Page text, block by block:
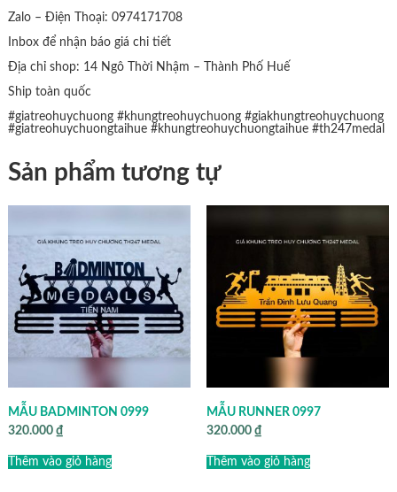
Zalo – Điện Thoại: 0974171708
Inbox để nhận báo giá chi tiết
Địa chỉ shop: 14 Ngô Thời Nhậm – Thành Phố Huế
Ship toàn quốc
#giatreohuychuong #khungtreohuychuong #giakhungtreohuychuong
#giatreohuychuongtaihue #khungtreohuychuongtaihue #th247medal
Sản phẩm tương tự
MẪU BADMINTON 0999
320.000 ₫
Thêm vào giỏ hàng
MẪU RUNNER 0997
320.000 ₫
Thêm vào giỏ hàng